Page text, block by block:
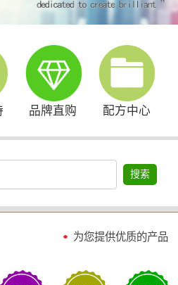
品牌直购 配方中心
搜索
为您提供优质的产品